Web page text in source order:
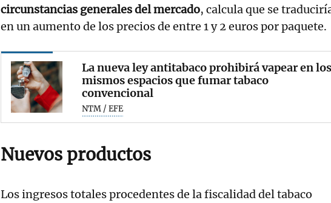
circunstancias generales del mercado, calcula que se
en un aumento de los precios de entre 1 y 2 euros por paquete.
La nueva ley antitabaco prohibirá vapear en los
mismos espacios que fumar tabaco
convencional
NTM / EFE
Nuevos productos
Los ingresos totales procedentes de la fiscalidad del tabaco